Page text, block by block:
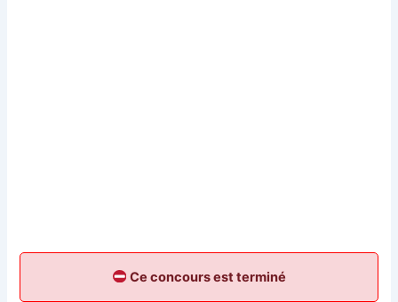
Ce concours est terminé